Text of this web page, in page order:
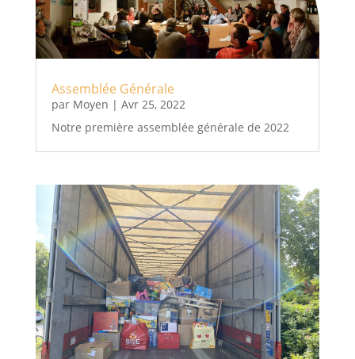
Assemblée Générale
par Moyen | Avr 25, 2022
Notre première assemblée générale de 2022